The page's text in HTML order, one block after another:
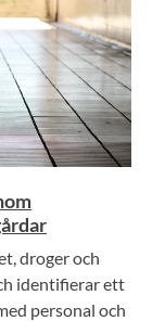
droger och
identifierar ett
personal och